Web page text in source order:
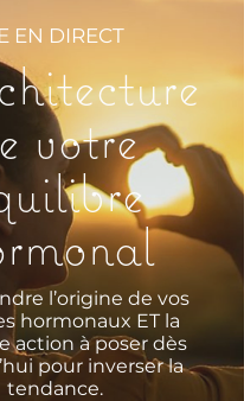
EN DIRECT
votre
l’origine de vos
hormonaux ET la
action à poser dès
pour inverser la
tendance.